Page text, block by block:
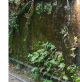
日記簿
餐桌週記
享樂隨手拍
照相簿